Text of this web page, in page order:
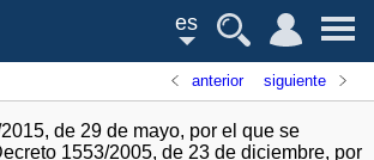
es
anterior siguiente
de 29 de mayo, por el que se
1553/2005, de 23 de diciembre, por